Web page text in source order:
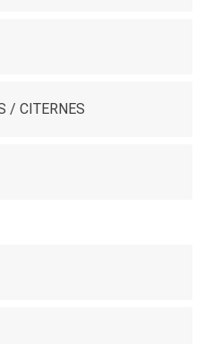
/ CITERNES